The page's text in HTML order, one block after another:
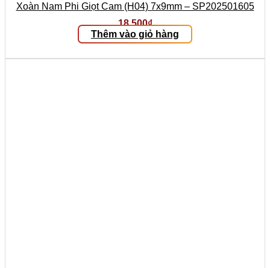
Xoàn Nam Phi Giọt Cam (H04) 7x9mm – SP202501605
18.500₫
Thêm vào giỏ hàng